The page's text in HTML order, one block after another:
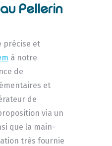
Pellerin
précise et
à notre
de
et
de
via un
que la main-
très fournie